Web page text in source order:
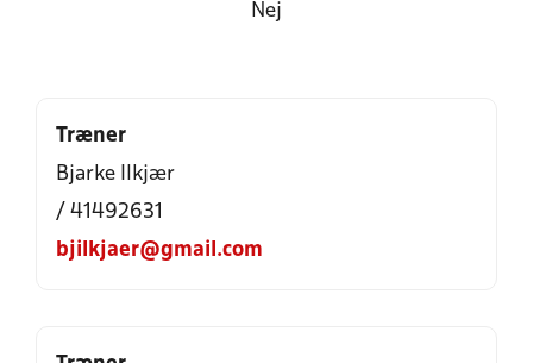
Nej
Træner
Bjarke Ilkjær
/ 41492631
bjilkjaer@gmail.com